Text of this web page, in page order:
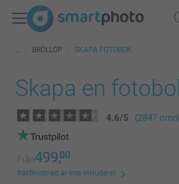
BRÖLLOP SKAPA FOTOBOK
Skapa en
4.6/5 (2847
Från499,00
fraktkostnad är inte inkluderat